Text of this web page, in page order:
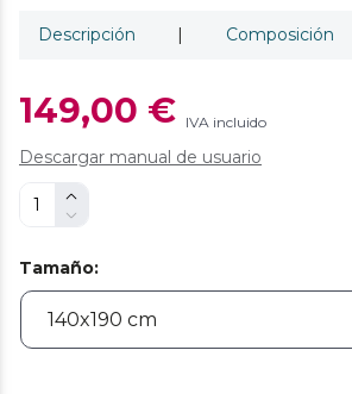
Descripción | Composición
149,00 € IVA incluido
Descargar manual de usuario
Tamaño: